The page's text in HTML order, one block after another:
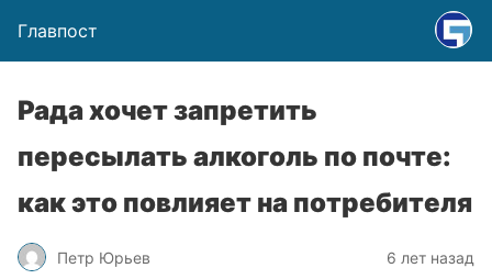
Главпост
Рада хочет запретить
пересылать алкоголь по почте:
как это повлияет на потребителя
Петр Юрьев 6 лет назад